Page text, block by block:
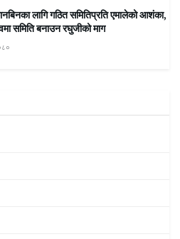
लागि गठित समितिप्रति एमालेको आशंका,
समिति बनाउन रघुजीको माग